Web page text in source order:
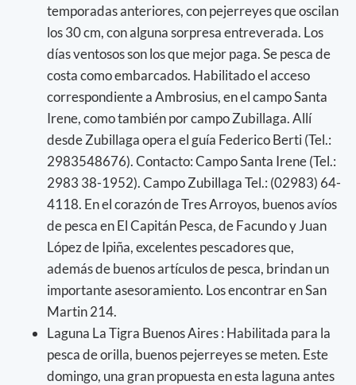
temporadas anteriores, con pejerreyes que oscilan
los 30 cm, con alguna sorpresa entreverada. Los
días ventosos son los que mejor paga. Se pesca de
costa como embarcados. Habilitado el acceso
correspondiente a Ambrosius, en el campo Santa
Irene, como también por campo Zubillaga. Allí
desde Zubillaga opera el guía Federico Berti (Tel.:
2983548676). Contacto: Campo Santa Irene (Tel.:
2983 38-1952). Campo Zubillaga Tel.: (02983) 64-
4118. En el corazón de Tres Arroyos, buenos avíos
de pesca en El Capitán Pesca, de Facundo y Juan
López de Ipiña, excelentes pescadores que,
además de buenos artículos de pesca, brindan un
importante asesoramiento. Los encontrar en San
Martin 214.
Laguna La Tigra Buenos Aires : Habilitada para la
pesca de orilla, buenos pejerreyes se meten. Este
domingo, una gran propuesta en esta laguna antes